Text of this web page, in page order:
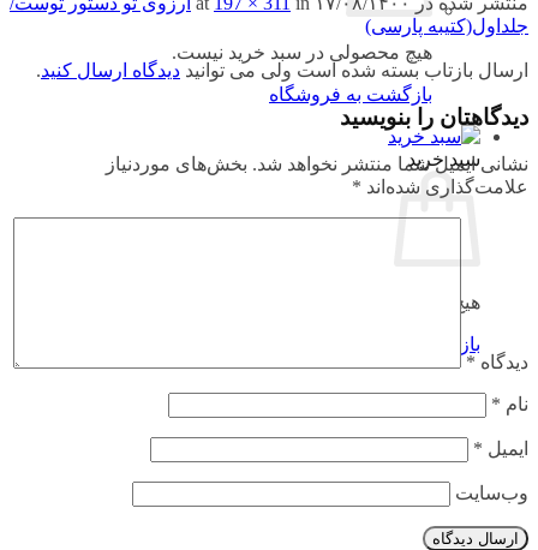
هیچ محصولی در سبد خرید نیست.
بازگشت به فروشگاه
سبد خرید
هیچ محصولی در سبد خرید نیست.
بازگشت به فروشگاه
جلداول(کتیبه پارسی)
ارسال بازتاب بسته شده است ولی می توانید دیدگاه ارسال کنید.
دیدگاهتان را بنویسید
نشانی ایمیل شما منتشر نخواهد شد. بخش‌های موردنیاز
علامت‌گذاری شده‌اند *
دیدگاه *
نام *
ایمیل *
وب‌سایت